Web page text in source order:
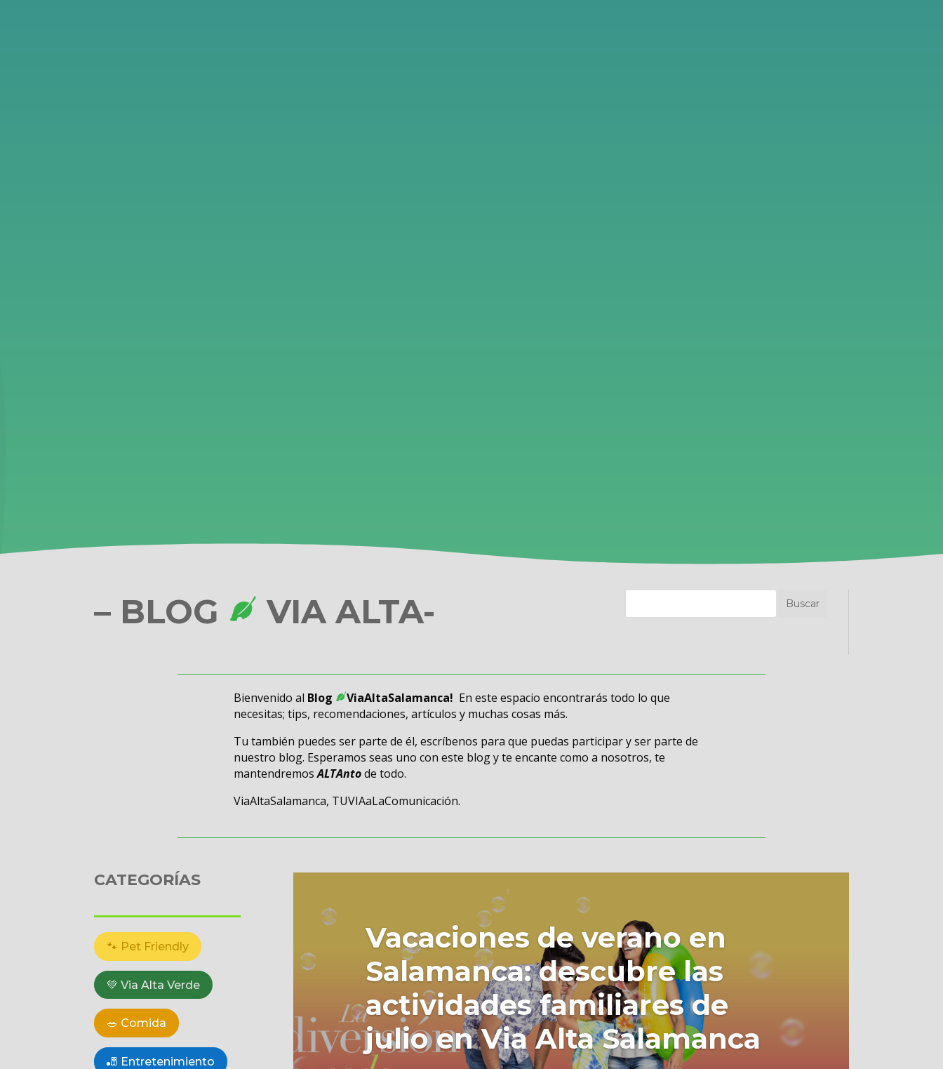
– BLOG VIA ALTA- Buscar
Bienvenido al Blog ViaAltaSalamanca! En este espacio encontrarás todo lo que
necesitas; tips, recomendaciones, artículos y muchas cosas más.
Tu también puedes ser parte de él, escríbenos para que puedas participar y ser parte de
nuestro blog. Esperamos seas uno con este blog y te encante como a nosotros, te
mantendremosALTAntode todo.
ViaAltaSalamanca, TUVIAaLaComunicación.
CATEGORÍAS
🐾 Pet Friendly
💚 Via Alta Verde
🥗 Comida
🎳 Entretenimiento
Vacaciones de verano en
Salamanca: descubre las
actividades familiares de
julio en Via Alta Salamanca